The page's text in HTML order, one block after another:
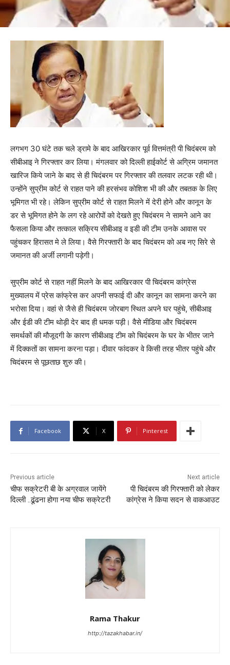
लगभग 30 घंटे तक चले ड्रामे के बाद आखिरकार पूर्व वित्तमंत्री पी चिदंबरम को
सीबीआइ ने गिरफ्तार कर लिया। मंगलवार को दिल्ली हाईकोर्ट से अग्रिम जमानत
खारिज किये जाने के बाद से ही चिदंबरम पर गिरफ्तार की तलवार लटक रही थी।
उन्होंने सुप्रीम कोर्ट से राहत पाने की हरसंभव कोशिश भी की और तबतक के लिए
भूमिगत भी रहे। लेकिन सुप्रीम कोर्ट से राहत मिलने में देरी होने और कानून के
डर से भूमिगत होने के लग रहे आरोपों को देखते हुए चिदंबरम ने सामने आने का
फैसला किया और तत्काल सक्रिय सीबीआइ व इडी की टीम उनके आवास पर
पहुंचकर हिरासत मे ले लिया। वैसे गिरफ्तारी के बाद चिदंबरम को अब नए सिरे से
जमानत की अर्जी लगानी पड़ेगी।
सुप्रीम कोर्ट से राहत नहीं मिलने के बाद आखिरकार पी चिदंबरम कांग्रेस
मुख्यालय में प्रेस कांफ्रेस कर अपनी सफाई दी और कानून का सामना करने का
भरोसा दिया। वहां से जैसे ही चिदंबरम जोरबाग स्थित अपने घर पहुंचे, सीबीआइ
और ईडी की टीम थोड़ी देर बाद ही धमक पड़ी। वैसे मीडिया और चिदंबरम
समर्थकों की मौजूदगी के कारण सीबीआइ टीम को चिदंबरम के घर के भीतर जाने
में दिक्कतों का सामना करना पड़ा। दीवार फांदकर वे किसी तरह भीतर पहुंचे और
चिदंबरम से पूछताछ शुरु की।
Facebook X Pinterest
Previous article
चीफ सक्रेटरी बी के अग्रवाल जायेंगे
दिल्ली ..ढूंढना होगा नया चीफ सक्रेटरी
Next article
पी चिदंबरम की गिरफ्तारी को लेकर
कांग्रेस ने किया सदन से वाकआउट
Rama Thakur
http://tazakhabar.in/